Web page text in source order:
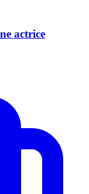
actrice